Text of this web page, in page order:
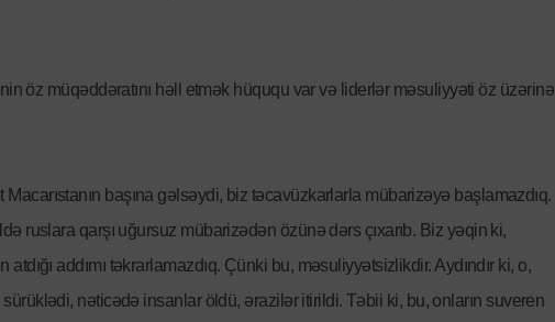
öz müqəddəratını həll etmək hüququ var və liderlər məsuliyyəti öz üzərinə
Macarıstanın başına gəlsəydi, biz təcavüzkarlarla mübarizəyə başlamazdıq.
ruslara qarşı uğursuz mübarizədən özünə dərs çıxarıb. Biz yəqin ki,
addımı təkrarlamazdıq. Çünki bu, məsuliyyətsizlikdir. Aydındır ki, o,
nəticədə insanlar öldü, ərazilər itirildi. Təbii ki, bu, onların suveren